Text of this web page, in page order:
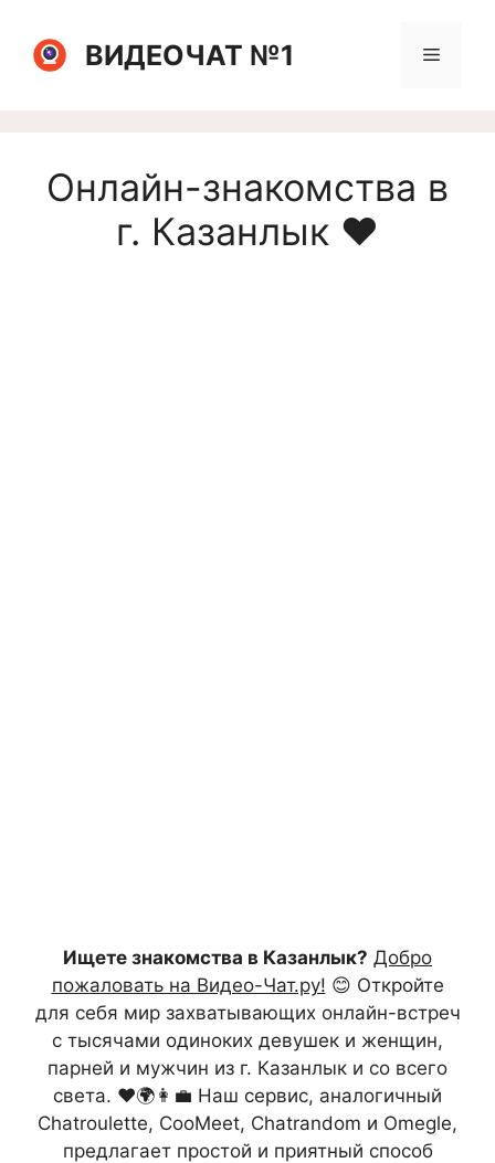
содержимомуВИДЕОЧАТ №1 Меню
Онлайн-знакомства в
г. Казанлык ❤️
Ищете знакомства в Казанлык? Добро
пожаловать на Видео-Чат.ру! 😊 Откройте
для себя мир захватывающих онлайн-встреч
с тысячами одиноких девушек и женщин,
парней и мужчин из г. Казанлык и со всего
света. ❤️🌍👩‍💼 Наш сервис, аналогичный
Chatroulette, CooMeet, Chatrandom и Omegle,
предлагает простой и приятный способ